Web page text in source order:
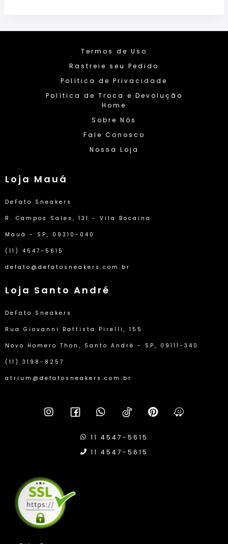
Termos de Uso
Rastreie seu Pedido
Política de Privacidade
Política de Troca e Devolução
Home
Sobre Nós
Fale Conosco
Nossa Loja
Loja Mauá
DeFato Sneakers
R. Campos Sales, 131 - Vila Bocaina
Mauá - SP, 09310-040
(11) 4547-5615
defato@defatosneakers.com.br
Loja Santo André
DeFato Sneakers
Rua Giovanni Battista Pirelli, 155
Novo Homero Thon, Santo André - SP, 09111-340
(11) 3198-8257
atrium@defatosneakers.com.br
11 4547-5615
11 4547-5615